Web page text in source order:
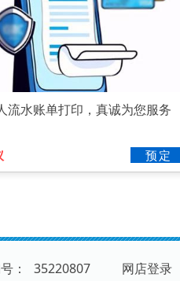
流水账单打印，真诚为您服务
预定
： 35220807 网店登录